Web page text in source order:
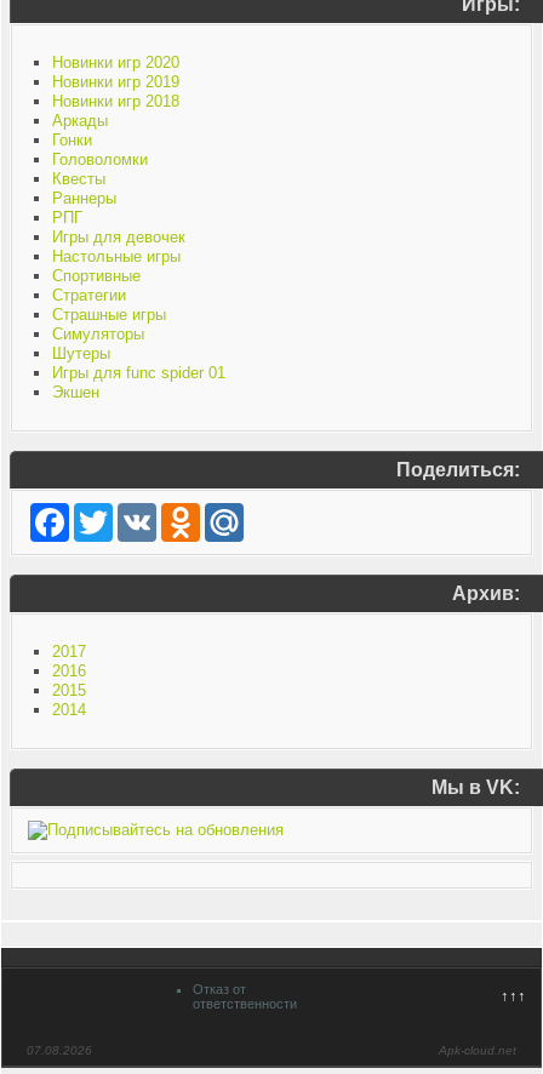
Игры:
Новинки игр 2020
Новинки игр 2019
Новинки игр 2018
Аркады
Гонки
Головоломки
Квесты
Раннеры
РПГ
Игры для девочек
Настольные игры
Спортивные
Стратегии
Страшные игры
Симуляторы
Шутеры
Игры для func spider 01
Экшен
Поделиться:
Facebook
TwitterVK Odnoklassniki
Mail.Ru
Архив:
2017
2016
2015
2014
Мы в VK:
↑↑↑
Отказ от
ответственности
07.08.2026 Apk-cloud.net